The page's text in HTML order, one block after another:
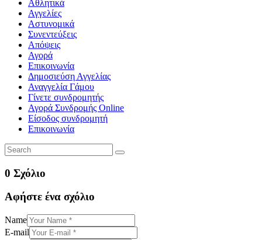
Αθλητικά
Αγγελίες
Αστυνομικά
Συνεντεύξεις
Απόψεις
Αγορά
Επικοινωνία
Δημοσιεύση Αγγελίας
Αναγγελία Γάμου
Γίνετε συνδρομητής
Αγορά Συνδρομής Online
Είσοδος συνδρομητή
Επικοινωνία
0 Σχόλιο
Αφήστε ένα σχόλιο
Name
E-mail